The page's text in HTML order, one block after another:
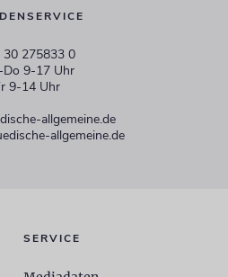
30 275833 0
Do 9-17 Uhr
9-14 Uhr
allgemeine.de
allgemeine.de
SERVICE